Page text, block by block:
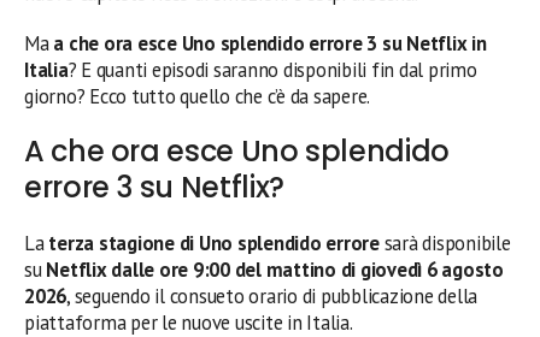
Maa che ora esce Uno splendido errore 3 su Netflix in
Italia? E quanti episodi saranno disponibili fin dal primo
giorno? Ecco tutto quello che c’è da sapere.
A che ora esce Uno splendido
errore 3 su Netflix?
Laterza stagione di Uno splendido erroresarà disponibile
suNetflix dalle ore 9:00 del mattino di giovedì 6 agosto
2026, seguendo il consueto orario di pubblicazione della
piattaforma per le nuove uscite in Italia.